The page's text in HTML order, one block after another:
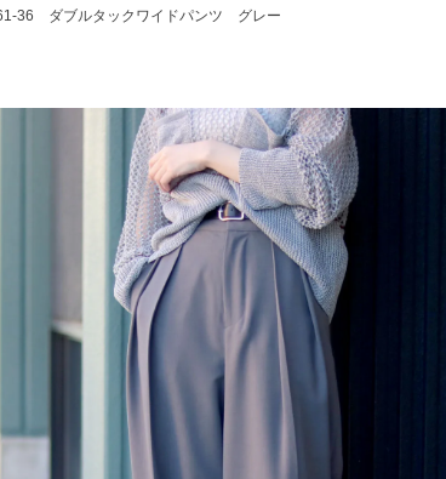
36 ダブルタックワイドパンツ グレー